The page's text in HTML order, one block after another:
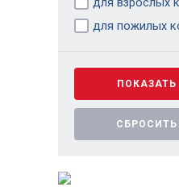
для пожилых
ПОКАЗАТЬ
СБРОСИТЬ